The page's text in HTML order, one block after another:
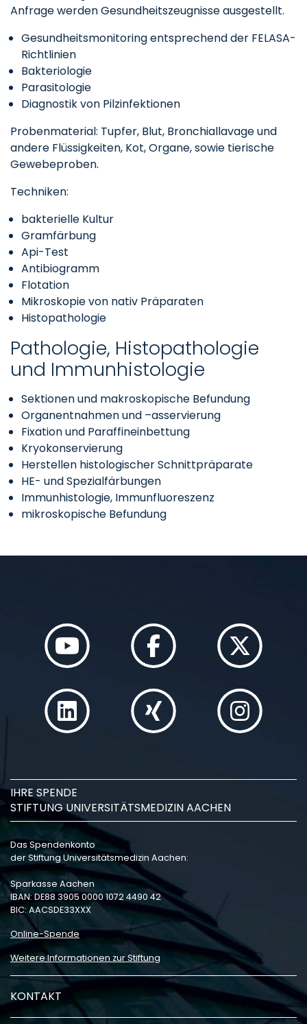
Anfrage werden Gesundheitszeugnisse ausgestellt.
Gesundheitsmonitoring entsprechend der FELASA-
Richtlinien
Bakteriologie
Parasitologie
Diagnostik von Pilzinfektionen
Probenmaterial: Tupfer, Blut, Bronchiallavage und
andere Flüssigkeiten, Kot, Organe, sowie tierische
Gewebeproben.
Techniken:
bakterielle Kultur
Gramfärbung
Api-Test
Antibiogramm
Flotation
Mikroskopie von nativ Präparaten
Histopathologie
Pathologie, Histopathologie
und Immunhistologie
Sektionen und makroskopische Befundung
Organentnahmen und –asservierung
Fixation und Paraffineinbettung
Kryokonservierung
Herstellen histologischer Schnittpräparate
HE- und Spezialfärbungen
Immunhistologie, Immunfluoreszenz
mikroskopische Befundung
IHRE SPENDE
STIFTUNG UNIVERSITÄTSMEDIZIN AACHEN
Das Spendenkonto
der Stiftung Universitätsmedizin Aachen:
Sparkasse Aachen
IBAN: DE88 3905 0000 1072 4490 42
BIC: AACSDE33XXX
Online-Spende
Weitere Informationen zur Stiftung
KONTAKT